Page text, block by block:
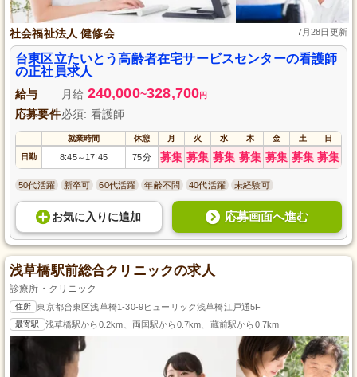
社会福祉法人 健修会 7月28日更新
台東区立たいとう高齢者在宅サービスセンターの看護師
の正社員求人
給与 月給 240,000~328,700円
応募要件必須: 看護師
就業時間 休憩 月 火 水 木 金 土 日
日勤 8:45～ 17:45 75分 募集 募集 募集 募集 募集 募集 募集
50代活躍 新卒可 60代活躍 年齢不問 40代活躍 未経験可
お気に入り に追加 応募画面へ進む
浅草橋駅前総合クリニックの求人
診療所・クリニック
住所 東京都台東区浅草橋1-30-9ヒューリック浅草橋江戸通5F
最寄駅 浅草橋駅から0.2km、両国駅から0.7km、蔵前駅から0.7km